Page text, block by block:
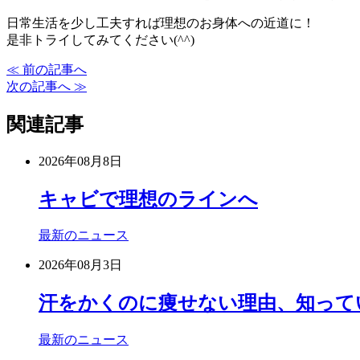
日常生活を少し工夫すれば理想のお身体への近道に！
是非トライしてみてください(^^)
≪ 前の記事へ
次の記事へ ≫
関連記事
2026年08月8日
キャビで理想のラインへ
最新のニュース
2026年08月3日
汗をかくのに痩せない理由、知って
最新のニュース